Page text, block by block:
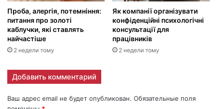
Проба, алергія, потемніння:
питання про золоті
каблучки, які ставлять
найчастіше
2 недели тому
Як компанії організувати
конфіденційні психологічні
консультації для
працівників
2 недели тому
Добавить комментарий
Ваш адрес email не будет опубликован. Обязательные поля